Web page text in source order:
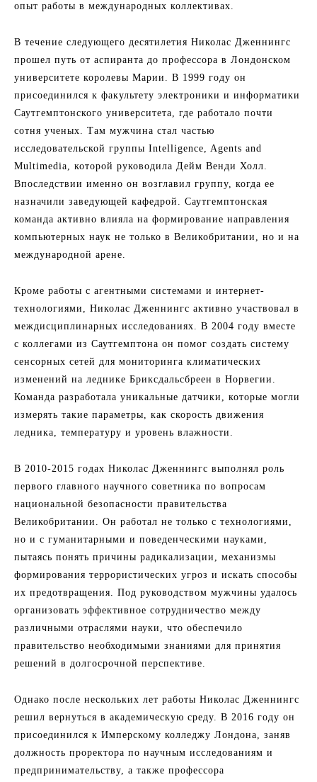
опыт работы в международных коллективах.
В течение следующего десятилетия Николас Дженнингс
прошел путь от аспиранта до профессора в Лондонском
университете королевы Марии. В 1999 году он
присоединился к факультету электроники и информатики
Саутгемптонского университета, где работало почти
сотня ученых. Там мужчина стал частью
исследовательской группы Intelligence, Agents and
Multimedia, которой руководила Дейм Венди Холл.
Впоследствии именно он возглавил группу, когда ее
назначили заведующей кафедрой. Саутгемптонская
команда активно влияла на формирование направления
компьютерных наук не только в Великобритании, но и на
международной арене.
Кроме работы с агентными системами и интернет-
технологиями, Николас Дженнингс активно участвовал в
междисциплинарных исследованиях. В 2004 году вместе
с коллегами из Саутгемптона он помог создать систему
сенсорных сетей для мониторинга климатических
изменений на леднике Бриксдальсбреен в Норвегии.
Команда разработала уникальные датчики, которые могли
измерять такие параметры, как скорость движения
ледника, температуру и уровень влажности.
В 2010-2015 годах Николас Дженнингс выполнял роль
первого главного научного советника по вопросам
национальной безопасности правительства
Великобритании. Он работал не только с технологиями,
но и с гуманитарными и поведенческими науками,
пытаясь понять причины радикализации, механизмы
формирования террористических угроз и искать способы
их предотвращения. Под руководством мужчины удалось
организовать эффективное сотрудничество между
различными отраслями науки, что обеспечило
правительство необходимыми знаниями для принятия
решений в долгосрочной перспективе.
Однако после нескольких лет работы Николас Дженнингс
решил вернуться в академическую среду. В 2016 году он
присоединился к Имперскому колледжу Лондона, заняв
должность проректора по научным исследованиям и
предпринимательству, а также профессора